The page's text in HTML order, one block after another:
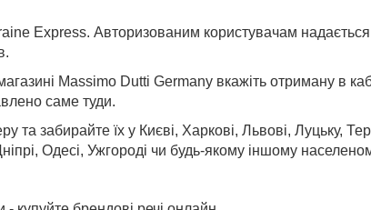
Express. Авторизованим користувачам надається
Massimo Dutti Germany вкажіть отриману в
саме туди.
та забирайте їх у Києві, Харкові, Львові, Луцьку,
Одесі, Ужгороді чи будь-якому іншому